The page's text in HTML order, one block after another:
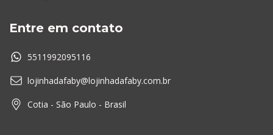
Entre em contato
5511992095116
lojinhadafaby@lojinhadafaby.com.br
Cotia - São Paulo - Brasil